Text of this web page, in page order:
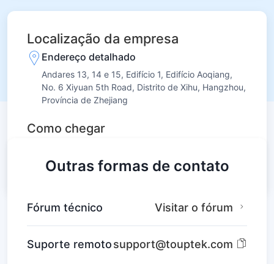
Localização da empresa
Endereço detalhado
Andares 13, 14 e 15, Edifício 1, Edifício Aoqiang,
No. 6 Xiyuan 5th Road, Distrito de Xihu, Hangzhou,
Província de Zhejiang
Como chegar
Outras formas de contato
Fórum técnico Visitar o fórum
Suporte remotosupport@touptek.com